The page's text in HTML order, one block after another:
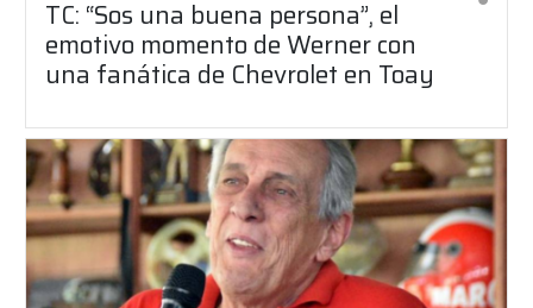
TC: “Sos una buena persona”, el
emotivo momento de Werner con
una fanática de Chevrolet en Toay